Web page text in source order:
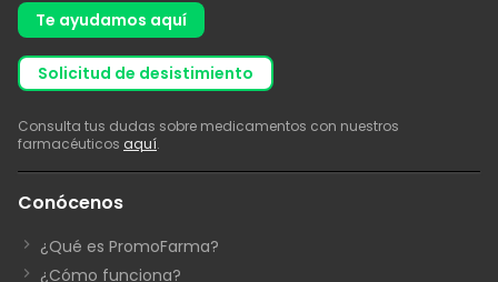
Te ayudamos aquí
solicitud de desistimiento
Consulta tus dudas sobre medicamentos con nuestros
farmacéuticos aquí.
Conócenos
¿Qué es PromoFarma?
¿Cómo funciona?